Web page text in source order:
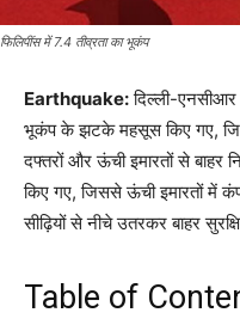
फिलिपींस में 7.4 तीव्रता का भूकंप
Earthquake:दिल्ली-
भूकंप के झटके महसूस किए गए,
दफ्तरों और ऊंची इमारतों से
किए गए, जिससे ऊंची इमारतों में
सीढ़ियों से नीचे उतरकर बाहर
Table of